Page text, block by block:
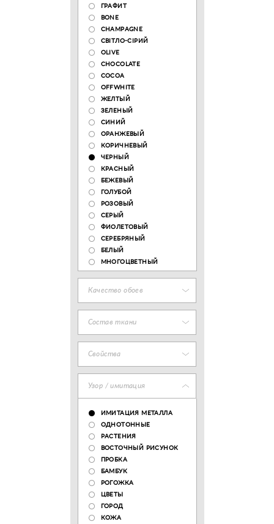
ГРАФИТ
BONE
CHAMPAGNE
СВІТЛО-СІРИЙ
OLIVE
CHOCOLATE
COCOA
OFFWHITE
ЖЕЛТЫЙ
ЗЕЛЕНЫЙ
СИНИЙ
ОРАНЖЕВЫЙ
КОРИЧНЕВЫЙ
ЧЕРНЫЙ
КРАСНЫЙ
БЕЖЕВЫЙ
ГОЛУБОЙ
РОЗОВЫЙ
СЕРЫЙ
ФИОЛЕТОВЫЙ
СЕРЕБРЯНЫЙ
БЕЛЫЙ
МНОГОЦВЕТНЫЙ
Качество обоев
Состав ткани
Свойства
Узор / имитация
ИМИТАЦИЯ МЕТАЛЛА
ОДНОТОННЫЕ
РАСТЕНИЯ
ВОСТОЧНЫЙ РИСУНОК
ПРОБКА
БАМБУК
РОГОЖКА
ЦВЕТЫ
ГОРОД
КОЖА